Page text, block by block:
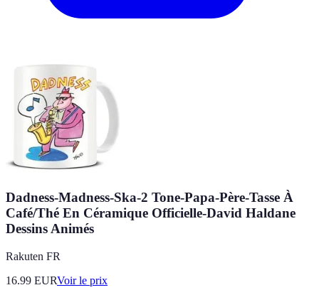
Dadness-Madness-Ska-2 Tone-Papa-Père-Tasse À
Café/Thé En Céramique Officielle-David Haldane
Dessins Animés
Rakuten FR
16.99 EURVoir le prix